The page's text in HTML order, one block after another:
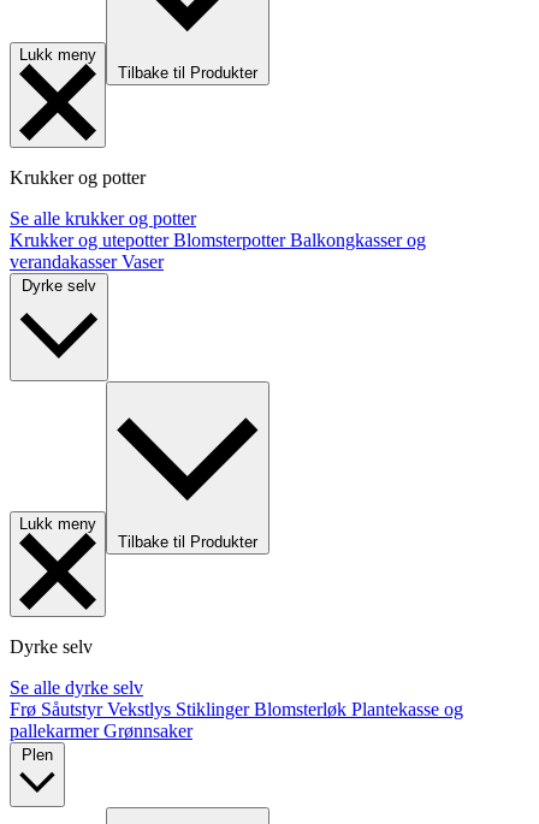
Lukk meny
Tilbake til Produkter
Krukker og potter
Se alle krukker og potter
Krukker og utepotterBlomsterpotterBalkongkasser og
verandakasserVaser
Lukk meny
Tilbake til Produkter
Dyrke selv
Se alle dyrke selv
Frø SåutstyrVekstlys StiklingerBlomsterløk Plantekasse og
pallekarmerGrønnsaker